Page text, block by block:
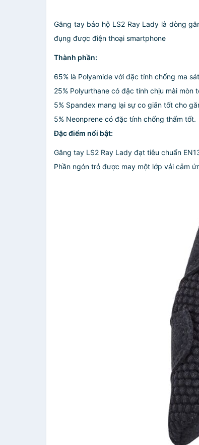
Găng tay bảo hộ LS2 Ray Lady là dòng
đụng được điện thoại smartphone
Thành phần:
65% là Polyamide với đặc tính chống ma
25% Polyurthane có đặc tính chịu mài
5% Spandex mang lại sự co giãn tốt cho
5% Neonprene có đặc tính chống thấm tốt.
Đặc điểm nổi bật:
Găng tay LS2 Ray Lady đạt tiêu chuẩn
Phần ngón trỏ được may một lớp vải cảm